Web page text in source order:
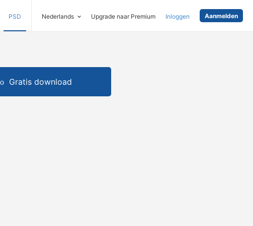
PSD Nederlands Upgrade naar Premium Inloggen Aanmelden
Gratis download